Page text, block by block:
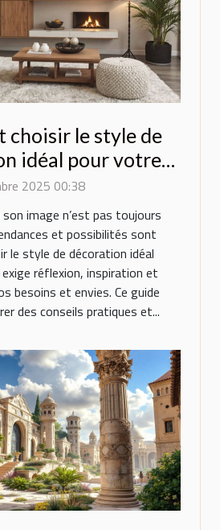
choisir le style de
idéal pour votre
maison ?
2025 00:38
image n’est pas toujours
et possibilités sont
le style de décoration idéal
réflexion, inspiration et
besoins et envies. Ce guide
des conseils pratiques et...